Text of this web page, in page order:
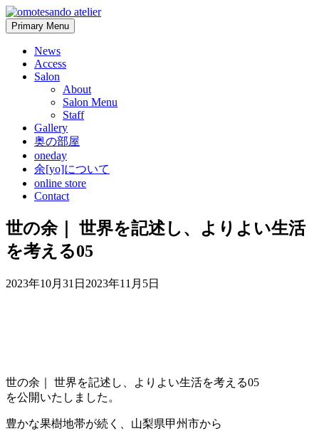
Skip
to
content
Primary Menu
News
Access
Salon
About
Salon Menu
Staff
Gallery
奥の部屋
oneday
余[yo]について
online store
Contact
世の余｜ 世界を記述し、よりよい生活
を考える05
2023年10月31日 2023年11月5日
世の余｜ 世界を記述し、よりよい生活を考える05
を公開いたしました。
豊かな果樹地帯が続く、山梨県甲州市から